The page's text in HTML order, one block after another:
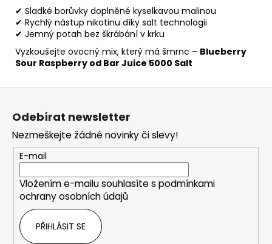
✔ Sladké borůvky doplněné kyselkavou malinou
✔ Rychlý nástup nikotinu díky salt technologii
✔ Jemný potah bez škrábání v krku
Vyzkoušejte ovocný mix, který má šmrnc – Blueberry
Sour Raspberry od Bar Juice 5000 Salt
Z
Odebírat newsletter
Nezmeškejte žádné novinky či slevy!
E-mail
Vložením e-mailu souhlasíte s podmínkami
ochrany osobních údajů
PŘIHLÁSIT SE